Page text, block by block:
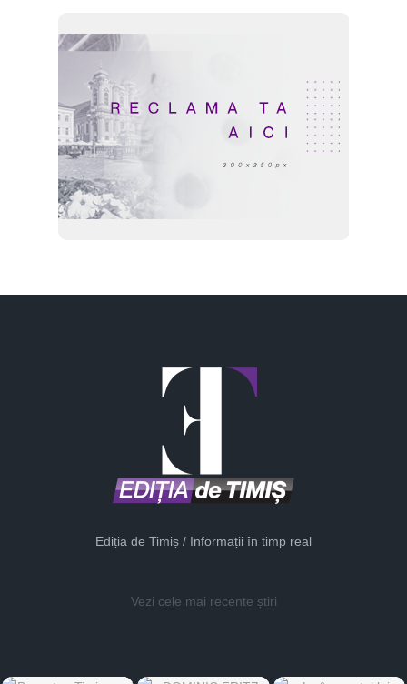
Ediția de Timiș / Informații în timp real
Vezi cele mai recente știri